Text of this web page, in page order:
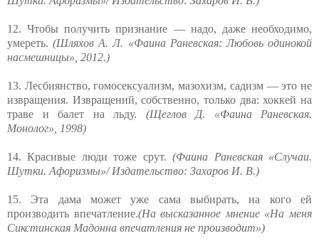
12. Чтобы получить признание — надо, даже необходимо,
умереть. (Шляхов А. Л. «Фаина Раневская: Любовь одинокой
насмешницы», 2012.)
13. Лесбиянство, гомосексуализм, мазохизм, садизм — это не
извращения. Извращений, собственно, только два: хоккей на
траве и балет на льду. (Щеглов Д. «Фаина Раневская.
Монолог», 1998)
14. Красивые люди тоже срут.(Фаина Раневская «Случаи.
Шутки. Афоризмы»/ Издательство: Захаров И. В.)
15. Эта дама может уже сама выбирать, на кого ей
производить впечатление.(На высказанное мнение «На меня
Сикстинская Мадонна впечатления не производит»)